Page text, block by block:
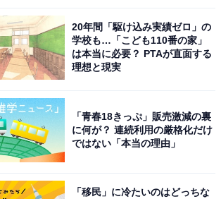
20年間「駆け込み実績ゼロ」の
学校も…「こども110番の家」
は本当に必要？ PTAが直面する
理想と現実
「青春18きっぷ」販売激減の裏
に何が？ 連続利用の厳格化だけ
ではない「本当の理由」
「移民」に冷たいのはどっちな